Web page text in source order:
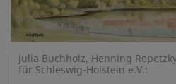
Julia Buchholz, Henning
für Schleswig-Holstein e.V.: